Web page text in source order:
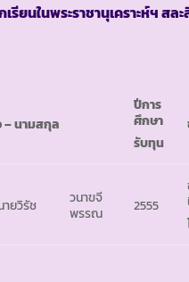
เรียนในพระราชานุเคราะห์ฯ สล
– นามสกุล
ปีการ
ศึกษา
รับทุน
ายวิรัช
วนาขจี
พรรณ
2555